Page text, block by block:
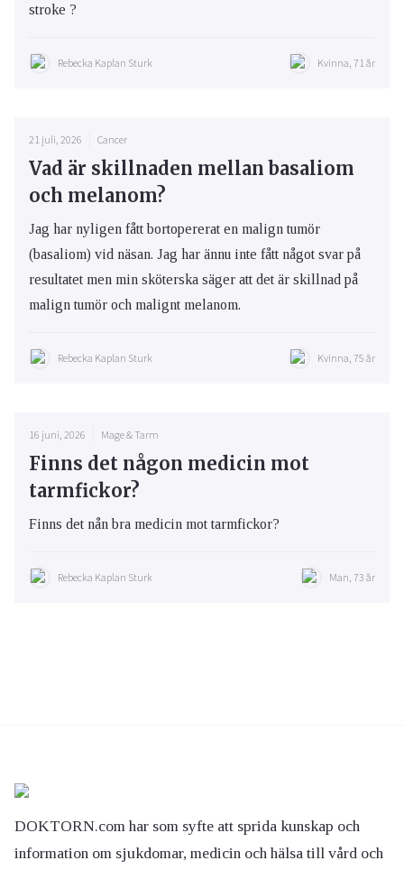
stroke ?
Rebecka Kaplan Sturk Kvinna, 71 år
21 juli, 2026 Cancer
Vad är skillnaden mellan basaliom
och melanom?
Jag har nyligen fått bortopererat en malign tumör
(basaliom) vid näsan. Jag har ännu inte fått något svar på
resultatet men min sköterska säger att det är skillnad på
malign tumör och malignt melanom.
Rebecka Kaplan Sturk Kvinna, 75 år
16 juni, 2026 Mage & Tarm
Finns det någon medicin mot
tarmfickor?
Finns det nån bra medicin mot tarmfickor?
Rebecka Kaplan Sturk Man, 73 år
DOKTORN.com har som syfte att sprida kunskap och
information om sjukdomar, medicin och hälsa till vård och